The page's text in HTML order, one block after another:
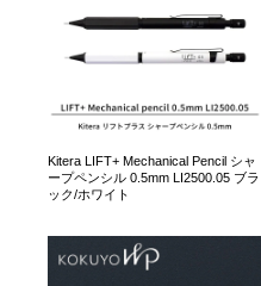
Kitera LIFT+ Mechanical Pencil シャ
ープペンシル 0.5mm LI2500.05 ブラ
ック/ホワイト